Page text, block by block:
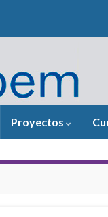
Proyectos